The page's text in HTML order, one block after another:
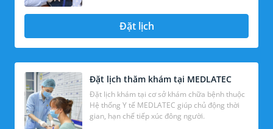
Đặt lịch
Đặt lịch thăm khám tại MEDLATEC
Đặt lịch khám tại cơ sở khám chữa bệnh thuộc
Hệ thống Y tế MEDLATEC giúp chủ động thời
gian, hạn chế tiếp xúc đông người.